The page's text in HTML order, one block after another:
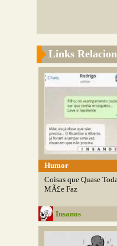
Links
Humor
Coisas que Quase Toda
MÃ£e Faz
Insanos